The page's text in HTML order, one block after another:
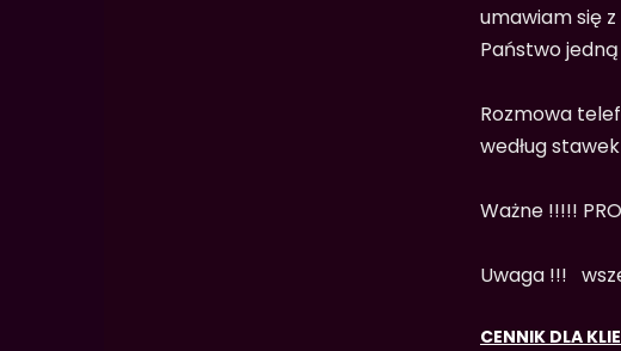
umawiam się
Państwo
Rozmowa
według
Ważne !!!!!
Uwaga !!!
CENNIK DLA